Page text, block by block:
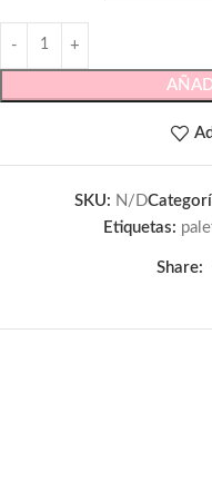
SKU: N/D
Etiquetas:
Share: